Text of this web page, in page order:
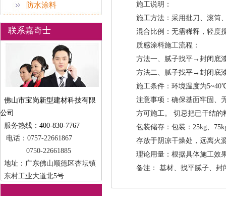
防水涂料
联系嘉奇士
佛山市宝岗新型建材科技有限
公司
服务热线： 400-830-7767
电话：0757-22661867
0750-22661885
地址：广东佛山顺德区杏坛镇
东村工业大道北5号
施工说明：
施工方法：采用批刀、滚筒
混合比例：无需稀释，轻度
质感涂料施工流程：
方法一、腻子找平→封闭底
方法二、腻子找平→封闭底
施工条件：环境温度为
注意事项：确保基面牢固、
方可施工。 切忌把已干结的
包装储存：包装：25kg、
存放于阴凉干燥处，远离火
理论用量：根据具体施工效
备注： 基材、找平腻子、封